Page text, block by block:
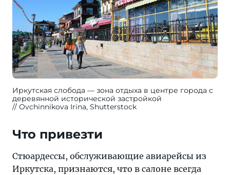
Иркутская слобода — зона отдыха в центре города с
деревянной исторической застройкой
Ovchinnikova Irina, Shutterstock
Что привезти
Стюардессы, обслуживающие авиарейсы из
Иркутска, признаются, что в салоне всегда